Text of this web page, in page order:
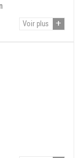
Voir plus